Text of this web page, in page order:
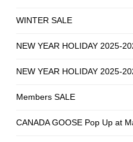
WINTER SALE
NEW YEAR HOLIDAY 2025-
NEW YEAR HOLIDAY 2025-
Members SALE
CANADA GOOSE Pop Up at